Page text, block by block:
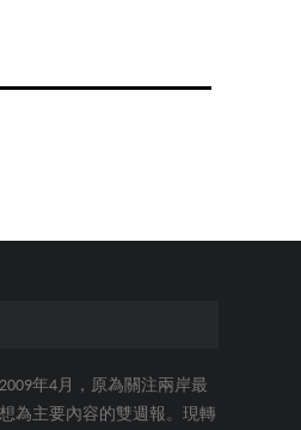
年4月，原為關注兩岸最
為主要內容的雙週報。現轉